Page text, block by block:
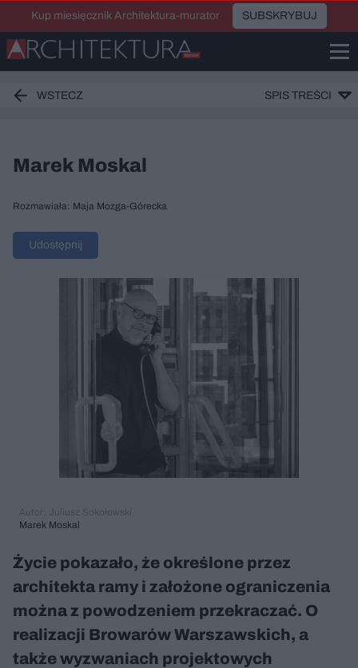
Kup miesięcznik Architektura-murator SUBSKRYBUJ
WSTECZ SPIS TREŚCI
Marek Moskal
Rozmawiała: Maja Mozga-Górecka
Udostępnij
Autor: Juliusz Sokołowski
Marek Moskal
Życie pokazało, że określone przez
architekta ramy i założone ograniczenia
można z powodzeniem przekraczać. O
realizacji Browarów Warszawskich, a
także wyzwaniach projektowych